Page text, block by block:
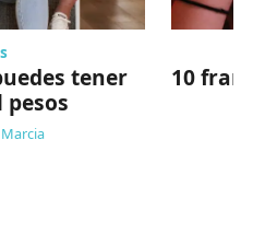
tener
pesos
Marcia
10